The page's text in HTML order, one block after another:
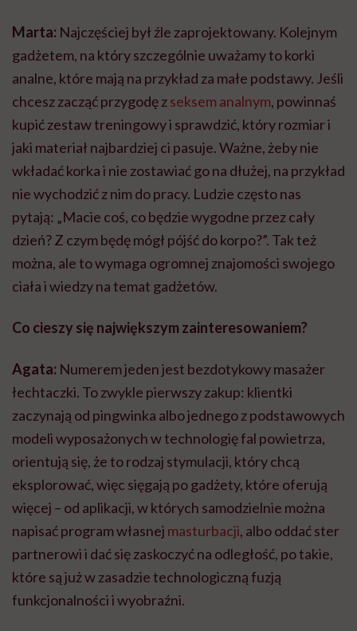
Marta: Najczęściej był źle zaprojektowany. Kolejnym
gadżetem, na który szczególnie uważamy to korki
analne, które mają na przykład za małe podstawy. Jeśli
chcesz zacząć przygodę zseksem analnym, powinnaś
kupić zestaw treningowy i sprawdzić, który rozmiar i
jaki materiał najbardziej ci pasuje. Ważne, żeby nie
wkładać korka i nie zostawiać go na dłużej, na przykład
nie wychodzić z nim do pracy. Ludzie często nas
pytają: „Macie coś, co będzie wygodne przez cały
dzień? Z czym będę mógł pójść dokorpo?”. Tak też
można, ale to wymaga ogromnej znajomości swojego
ciała i wiedzy na temat gadżetów.
Co cieszy się największym zainteresowaniem?
Agata: Numerem jeden jest bezdotykowy masażer
łechtaczki. To zwykle pierwszy zakup: klientki
zaczynają od pingwinka albo jednego z podstawowych
modeli wyposażonych w technologię fal powietrza,
orientują się, że to rodzaj stymulacji, który chcą
eksplorować, więc sięgają po gadżety, które oferują
więcej – od aplikacji, w których samodzielnie można
napisać program własnej masturbacji, albo oddać ster
partnerowi i dać się zaskoczyć na odległość, po takie,
które są już w zasadzie technologiczną fuzją
funkcjonalności i wyobraźni.